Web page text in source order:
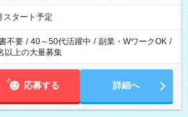
タート予定
不要 / 40～50代活躍中 / 副業・WワークOK /
以上の大量募集
応募する 詳細へ